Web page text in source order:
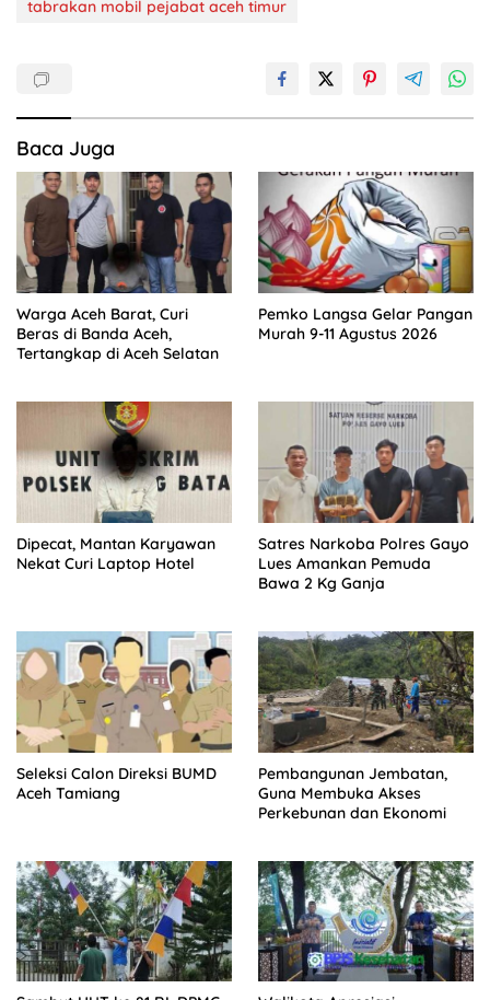
tabrakan mobil pejabat aceh timur
Baca Juga
Warga Aceh Barat, Curi
Beras di Banda Aceh,
Tertangkap di Aceh Selatan
Pemko Langsa Gelar Pangan
Murah 9-11 Agustus 2026
Dipecat, Mantan Karyawan
Nekat Curi Laptop Hotel
Satres Narkoba Polres Gayo
Lues Amankan Pemuda
Bawa 2 Kg Ganja
Seleksi Calon Direksi BUMD
Aceh Tamiang
Pembangunan Jembatan,
Guna Membuka Akses
Perkebunan dan Ekonomi